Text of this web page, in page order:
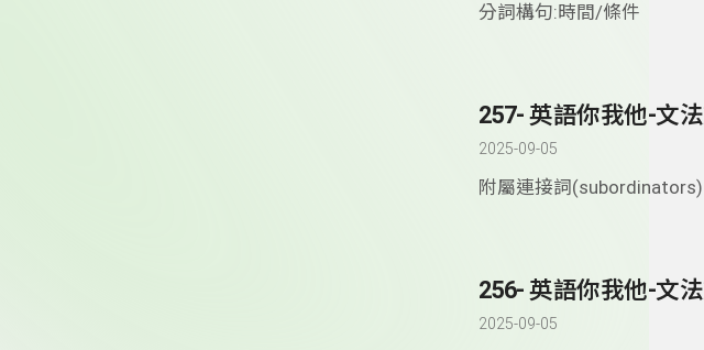
分詞構句:時間/條件
2025-09-05
附屬連接詞
2025-09-05